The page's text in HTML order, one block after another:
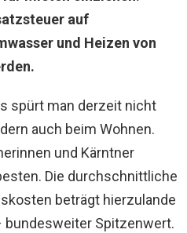
auf
und Heizen von
spürt man derzeit nicht
auch beim Wohnen.
und Kärntner
Die durchschnittliche
beträgt hierzulande
bundesweiter Spitzenwert.